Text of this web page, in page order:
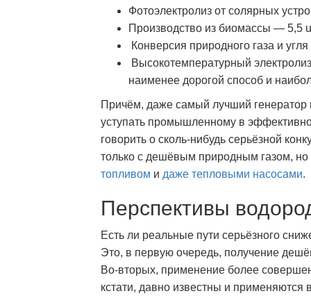
Фотоэлектролиз от солярных
Производство из биомассы — 5,5
Конверсия природного газа и
Высокотемпературный
наименее дорогой способ и
Причём, даже самый лучший генератор
уступать промышленному в
говорить о сколь-нибудь серьёзной
только с дешёвым природным газом,
топливом и даже тепловыми насосами.
Перспективы
Есть ли реальные пути серьёзного
Это, в первую очередь, получение
Во-вторых, применение более
кстати, давно известны и